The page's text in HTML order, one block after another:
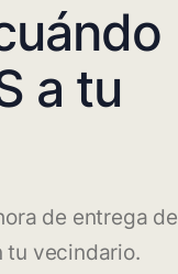
a tu
de entrega de
tu vecindario.